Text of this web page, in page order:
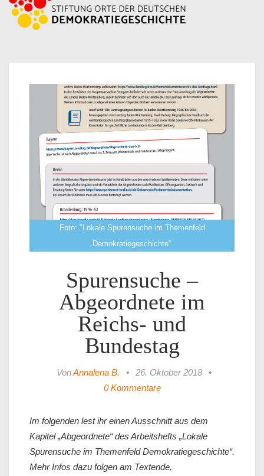
Foto: "Lokale Spurensuche im Themenfeld
Demokratiegeschichte"
Spurensuche –
Abgeordnete im
Reichs- und
Bundestag
VonAnnalena B. • 26. Oktober 2018
•
0 Kommentare
Im folgenden lest ihr einen Ausschnitt aus dem
Kapitel „Abgeordnete“ des Arbeitshefts „Lokale
Spurensuche im Themenfeld Demokratiegeschichte“.
Mehr Infos dazu folgen am Textende.